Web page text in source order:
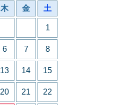
木 金 土
1
6 7 8
13 14 15
20 21 22